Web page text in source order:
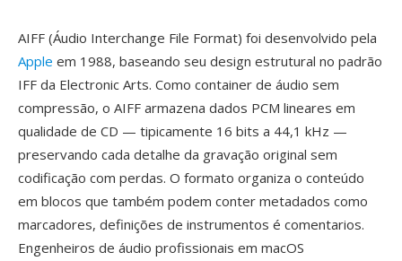
AIFF (Áudio Interchange File Format) foi desenvolvido pela
Apple em 1988, baseando seu design estrutural no padrão
IFF da Electronic Arts. Como container de áudio sem
compressão, o AIFF armazena dados PCM lineares em
qualidade de CD — tipicamente 16 bits a 44,1 kHz —
preservando cada detalhe da gravação original sem
codificação com perdas. O formato organiza o conteúdo
em blocos que também podem conter metadados como
marcadores, definições de instrumentos é comentarios.
Engenheiros de áudio profissionais em macOS